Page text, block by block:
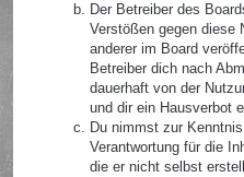
Der Betreiber des
Verstößen gegen diese
anderer im Board
Betreiber dich nach
dauerhaft von der
und dir ein Hausverbot
Du nimmst zur
Verantwortung für die
die er nicht selbst